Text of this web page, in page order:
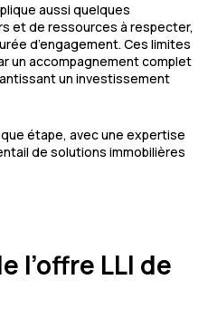
aussi quelques
et de ressources à respecter,
d’engagement. Ces limites
un accompagnement complet
un investissement
étape, avec une expertise
de solutions immobilières
l’offre LLI de